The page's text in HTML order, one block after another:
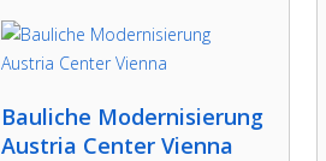
Bauliche Modernisierung
Austria Center Vienna